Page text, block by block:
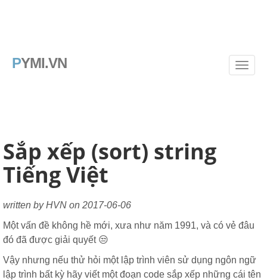
PYMI.VN
Sắp xếp (sort) string
Tiếng Việt
written by HVN on 2017-06-06
Một vấn đề không hề mới, xưa như năm 1991, và có vẻ đâu
đó đã được giải quyết 😒
Vậy nhưng nếu thử hỏi một lập trình viên sử dụng ngôn ngữ
lập trình bất kỳ hãy viết một đoạn code sắp xếp những cái tên